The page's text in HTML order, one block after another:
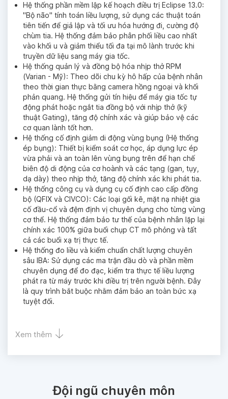
Hệ thống phần mềm lập kế hoạch điều trị Eclipse 13.0:
"Bộ não" tính toán liều lượng, sử dụng các thuật toán
tiên tiến để giả lập và tối ưu hóa hướng đi, cường độ
chùm tia. Hệ thống đảm bảo phân phối liều cao nhất
vào khối u và giảm thiểu tối đa tại mô lành trước khi
truyền dữ liệu sang máy gia tốc.
Hệ thống quản lý và đồng bộ hóa nhịp thở RPM
(Varian - Mỹ): Theo dõi chu kỳ hô hấp của bệnh nhân
theo thời gian thực bằng camera hồng ngoại và khối
phản quang. Hệ thống gửi tín hiệu để máy gia tốc tự
động phát hoặc ngắt tia đồng bộ với nhịp thở (kỹ
thuật Gating), tăng độ chính xác và giúp bảo vệ các
cơ quan lành tốt hơn.
Hệ thống cố định giảm di động vùng bụng (Hệ thống
ép bụng): Thiết bị kiểm soát cơ học, áp dụng lực ép
vừa phải và an toàn lên vùng bụng trên để hạn chế
biên độ di động của cơ hoành và các tạng (gan, tụy,
dạ dày) theo nhịp thở, tăng độ chính xác khi phát tia.
Hệ thống công cụ và dụng cụ cố định cao cấp đồng
bộ (QFIX và CIVCO): Các loại gối kê, mặt nạ nhiệt gia
cố đầu-cổ và đệm định vị chuyên dụng cho từng vùng
cơ thể. Hệ thống đảm bảo tư thế của bệnh nhân lặp lại
chính xác 100% giữa buổi chụp CT mô phỏng và tất
cả các buổi xạ trị thực tế.
Hệ thống đo liều và kiểm chuẩn chất lượng chuyên
sâu IBA: Sử dụng các ma trận đầu dò và phần mềm
chuyên dụng để đo đạc, kiểm tra thực tế liều lượng
phát ra từ máy trước khi điều trị trên người bệnh. Đây
là quy trình bắt buộc nhằm đảm bảo an toàn bức xạ
tuyệt đối.
Xem thêm
Đội ngũ chuyên môn